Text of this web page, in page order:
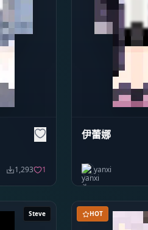
1,293 1
伊蕾娜
yanxi
Steve HOT